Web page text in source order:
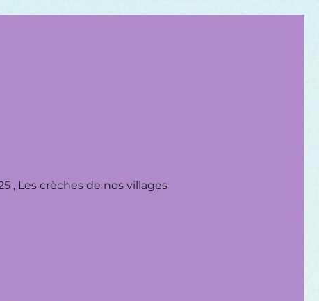
, Les crèches de nos villages